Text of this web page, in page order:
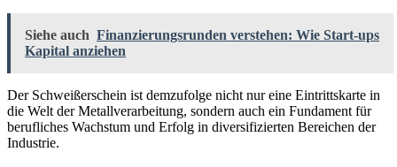
Siehe auch Finanzierungsrunden verstehen: Wie Start-ups
Kapital anziehen
Der Schweißerschein ist demzufolge nicht nur eine Eintrittskarte in
die Welt der Metallverarbeitung, sondern auch ein Fundament für
berufliches Wachstum und Erfolg in diversifizierten Bereichen der
Industrie.